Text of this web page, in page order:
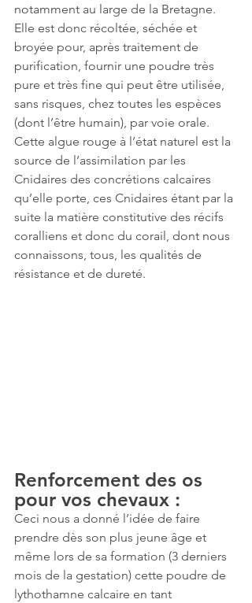
notamment au large de la Bretagne.
Elle est donc récoltée, séchée et
broyée pour, après traitement de
purification, fournir une poudre très
pure et très fine qui peut être utilisée,
sans risques, chez toutes les espèces
(dont l’être humain), par voie orale.
Cette algue rouge à l’état naturel est la
source de l’assimilation par les
Cnidaires des concrétions calcaires
qu’elle porte, ces Cnidaires étant par la
suite la matière constitutive des récifs
coralliens et donc du corail, dont nous
connaissons, tous, les qualités de
résistance et de dureté.
Renforcement des os
pour vos chevaux :
Ceci nous a donné l’idée de faire
prendre dès son plus jeune âge et
même lors de sa formation (3 derniers
mois de la gestation) cette poudre de
lythothamne calcaire en tant